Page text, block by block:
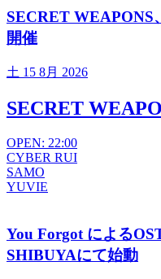
SECRET WEAPONS
開催
土 15 8月 2026
SECRET
OPEN: 22:00
CYBER RUI
SAMO
YUVIE
You Forgot による
SHIBUYAにて始動